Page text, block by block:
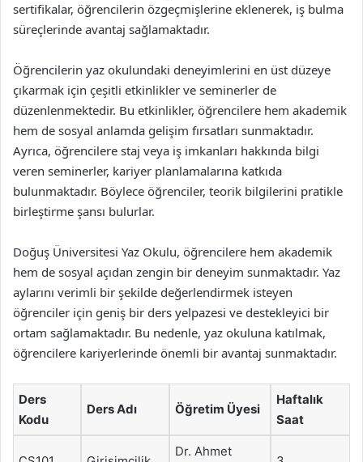
sertifikalar, öğrencilerin özgeçmişlerine eklenerek, iş bulma
süreçlerinde avantaj sağlamaktadır.
Öğrencilerin yaz okulundaki deneyimlerini en üst düzeye
çıkarmak için çeşitli etkinlikler ve seminerler de
düzenlenmektedir. Bu etkinlikler, öğrencilere hem akademik
hem de sosyal anlamda gelişim fırsatları sunmaktadır.
Ayrıca, öğrencilere staj veya iş imkanları hakkında bilgi
veren seminerler, kariyer planlamalarına katkıda
bulunmaktadır. Böylece öğrenciler, teorik bilgilerini pratikle
birleştirme şansı bulurlar.
Doğuş Üniversitesi Yaz Okulu, öğrencilere hem akademik
hem de sosyal açıdan zengin bir deneyim sunmaktadır. Yaz
aylarını verimli bir şekilde değerlendirmek isteyen
öğrenciler için geniş bir ders yelpazesi ve destekleyici bir
ortam sağlamaktadır. Bu nedenle, yaz okuluna katılmak,
öğrencilere kariyerlerinde önemli bir avantaj sunmaktadır.
Ders
Kodu
Ders Adı Öğretim Üyesi
Haftalık
Saat
Dr. Ahmet